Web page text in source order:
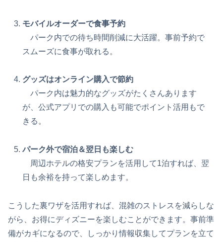
モバイルオーダーで食事予約
パーク内での待ち時間削減に大活躍。事前予約で
スムーズに食事が取れる。
グッズはオンライン購入で節約
パーク内は魅力的なグッズがたくさんあります
が、公式アプリでの購入も可能でポイント活用もで
きる。
パーク外で宿泊＆翌日も楽しむ
周辺ホテルの格安プランを活用して1泊すれば、翌
日も余裕を持って楽しめます。
こうした裏ワザを活用すれば、混雑のストレスを減らしな
がら、お得にディズニーを楽しむことができます。事前準
備がカギになるので、しっかり情報収集してプランを立て